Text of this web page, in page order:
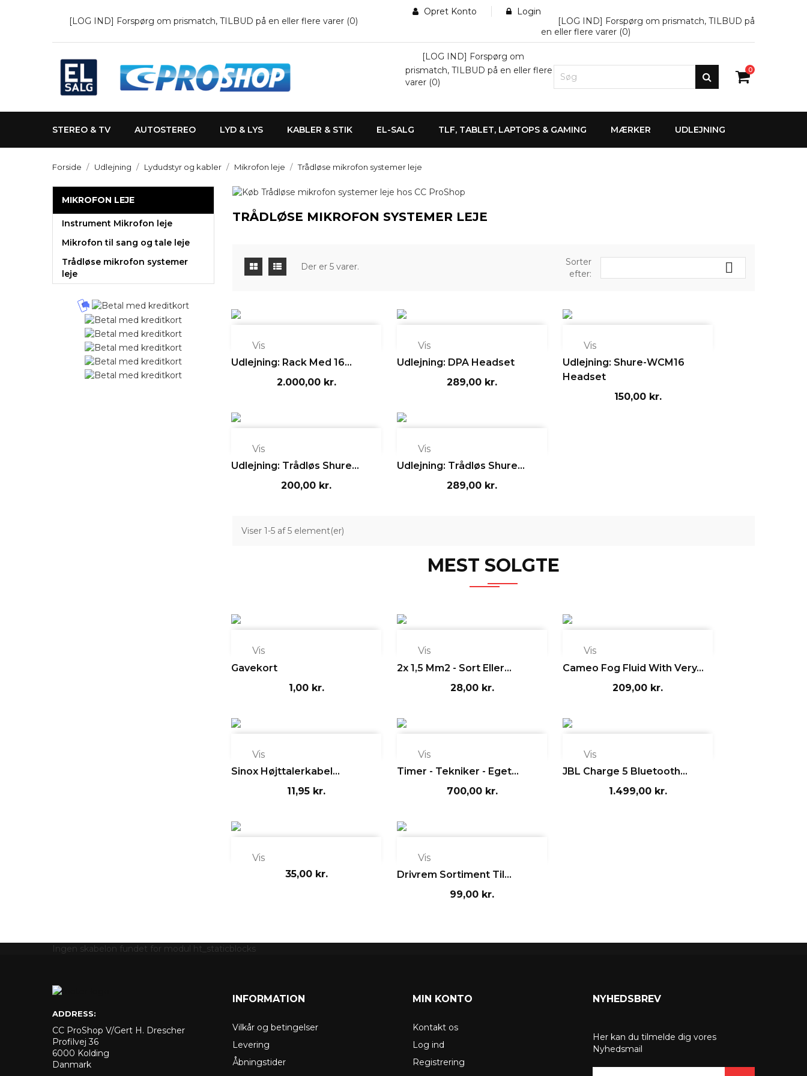
[LOG IND] Forspørg om prismatch, TILBUD på en eller flere varer (0)
Opret Konto
Login
[LOG IND] Forspørg om prismatch, TILBUD på
en eller flere varer (0)
0
[LOG IND] Forspørg om
prismatch, TILBUD på en eller flere
varer (0)
STEREO & TV AUTOSTEREO LYD & LYS KABLER & STIK EL-SALG TLF, TABLET, LAPTOPS & GAMING MÆRKER UDLEJNING
Forside Udlejning Lydudstyr og kabler Mikrofon leje Trådløse mikrofon systemer leje
MIKROFON LEJE
Instrument Mikrofon leje
Mikrofon til sang og tale leje
Trådløse mikrofon systemer
leje
TRÅDLØSE MIKROFON SYSTEMER LEJE
Der er 5 varer.
Sorter
efter:

Vis
Udlejning: Rack Med 16...
2.000,00 kr.
Vis
Udlejning: DPA Headset
289,00 kr.
Vis
Udlejning: Shure-WCM16
Headset
150,00 kr.
Vis
Udlejning: Trådløs Shure...
200,00 kr.
Vis
Udlejning: Trådløs Shure...
289,00 kr.
Viser 1-5 af 5 element(er)
MEST SOLGTE
Vis
Gavekort
1,00 kr.
Vis
2x 1,5 Mm2 - Sort Eller...
28,00 kr.
Vis
Cameo Fog Fluid With Very...
209,00 kr.
Vis
Sinox Højttalerkabel...
11,95 kr.
Vis
Timer - Tekniker - Eget...
700,00 kr.
Vis
JBL Charge 5 Bluetooth...
1.499,00 kr.
Vis
35,00 kr.
Vis
Drivrem Sortiment Til...
99,00 kr.
Ingen skabelon fundet for modul ht_staticblocks
ADDRESS:
CC ProShop V/Gert H. Drescher
Profilvej 36
6000 Kolding
Danmark
INFORMATION
Vilkår og betingelser
Levering
Åbningstider
MIN KONTO
Kontakt os
Log ind
Registrering
NYHEDSBREV
Her kan du tilmelde dig vores
Nyhedsmail